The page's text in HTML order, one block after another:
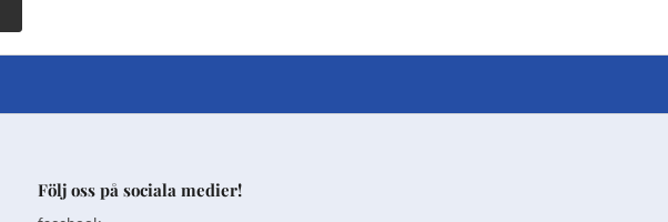
Följ oss på sociala medier!